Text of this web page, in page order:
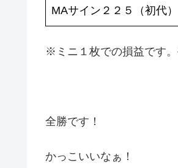
MAサイン２２５（初代）
※ミニ１枚での損益です。
全勝です！
かっこいいなぁ！